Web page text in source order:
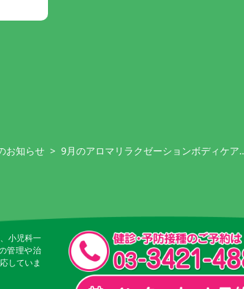
お知らせ > 9月のアロマリラクゼーションボディケア
小児科一
管理や治
していま